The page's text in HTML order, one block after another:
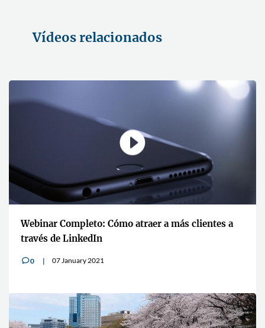
Vídeos relacionados
Webinar Completo: Cómo atraer a más clientes a
través de LinkedIn
v0 07 January 2021